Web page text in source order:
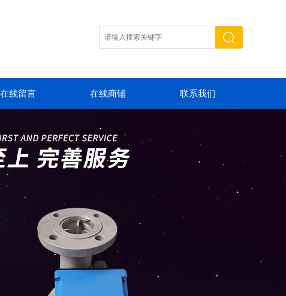
在线留言 在线商铺 联系我们